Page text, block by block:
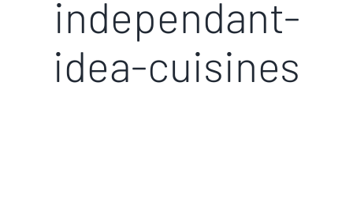
independant-
idea-cuisines